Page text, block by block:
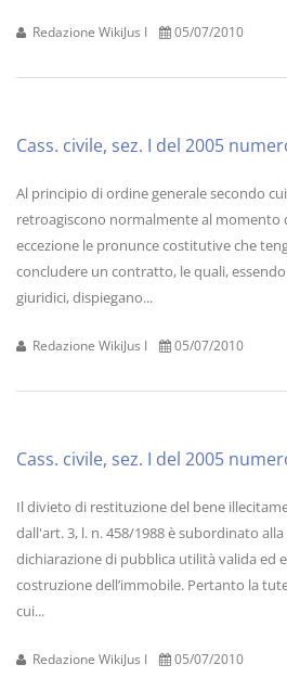
Redazione WikiJus I 05/07/2010
Cass. civile, sez. I del 2005
Al principio di ordine generale secondo
retroagiscono normalmente al momento
eccezione le pronunce costitutive che
concludere un contratto, le quali,
giuridici, dispiegano...
Redazione WikiJus I 05/07/2010
Cass. civile, sez. I del 2005
Il divieto di restituzione del bene
dall'art. 3, l. n. 458/1988 è subordinato
dichiarazione di pubblica utilità valida ed
costruzione dell’immobile. Pertanto la
cui...
Redazione WikiJus I 05/07/2010